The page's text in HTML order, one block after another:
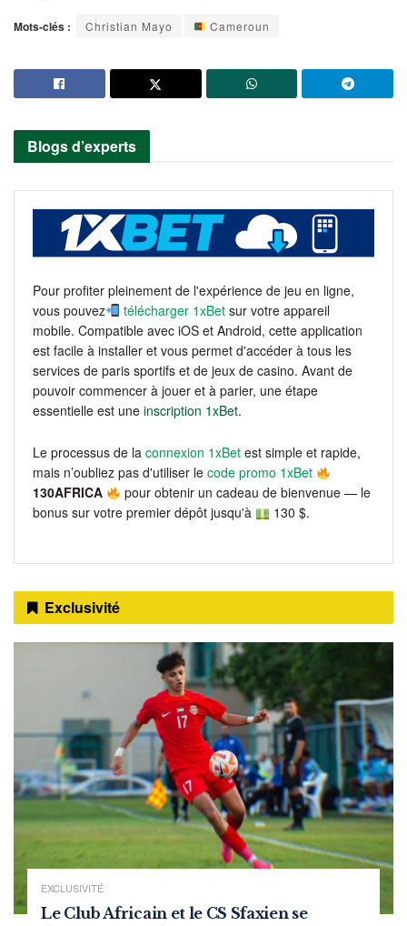
Mots-clés : Christian Mayo Cameroun
Blogs d’experts
Pour profiter pleinement de l'expérience de jeu en ligne,
vous pouvez
télécharger 1xBet sur votre appareil
mobile. Compatible avec iOS et Android, cette application
est facile à installer et vous permet d'accéder à tous les
services de paris sportifs et de jeux de casino. Avant de
pouvoir commencer à jouer et à parier, une étape
essentielle est une inscription 1xBet.
Le processus de la connexion 1xBet est simple et rapide,
mais n’oubliez pas d'utiliser le code promo 1xBet
130AFRICA
pour obtenir un cadeau de bienvenue — le
bonus sur votre premier dépôt jusqu'à
130 $.
Exclusivité
EXCLUSIVITÉ
Le Club Africain et le CS Sfaxien se